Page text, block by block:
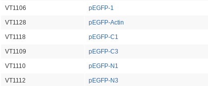
VT1106 pEGFP-1
VT1128 pEGFP-Actin
VT1118 pEGFP-C1
VT1109 pEGFP-C3
VT1110 pEGFP-N1
VT1112 pEGFP-N3